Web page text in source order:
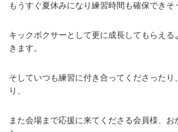
もうすぐ夏休みになり練習時間も確保できそ
キックボクサーとして更に成長してもらえる
きます。
そしていつも練習に付き合ってくださったり
り、
また会場まで応援に来てくださる会員様、お